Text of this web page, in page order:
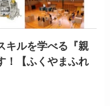
キルを学べる『親
！【ふくやまふれ